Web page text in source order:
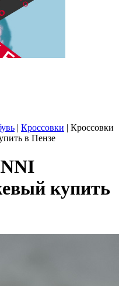
| Кроссовки | Кроссовки
в Пензе
купить